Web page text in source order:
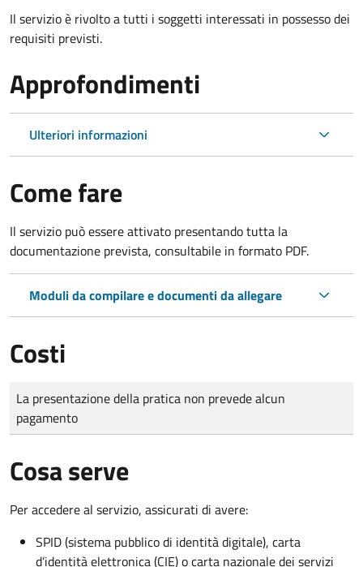
Il servizio è rivolto a tutti i soggetti interessati in possesso dei
requisiti previsti.
Approfondimenti
Ulteriori informazioni
Come fare
Il servizio può essere attivato presentando tutta la
documentazione prevista, consultabile in formato PDF.
Moduli da compilare e documenti da allegare
Costi
Tipo di pagamento
Importo
La presentazione della pratica non prevede alcun
pagamento
Cosa serve
Per accedere al servizio, assicurati di avere:
SPID (sistema pubblico di identità digitale), carta
d’identità elettronica (CIE) o carta nazionale dei servizi